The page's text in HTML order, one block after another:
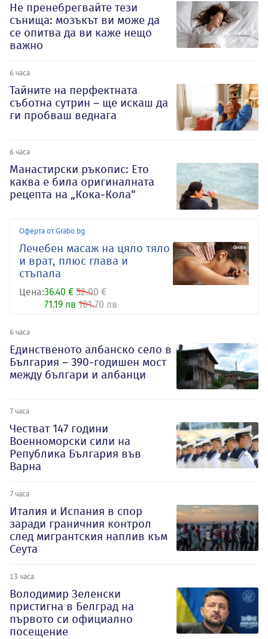
Не пренебрегвайте тези
сънища: мозъкът ви може да
се опитва да ви каже нещо
важно
6 часа
Тайните на перфектната
съботна сутрин – ще искаш да
ги пробваш веднага
6 часа
Манастирски ръкопис: Ето
каква е била оригиналната
рецепта на „Кока-Кола“
Оферта от Grabo.bg
Лечебен масаж на цяло тяло
и врат, плюс глава и
стъпала
Цена:36.40 € 52.00 €
71.19 лв 101.70 лв
6 часа
Единственото албанско село в
България – 390-годишен мост
между българи и албанци
7 часа
Честват 147 години
Военноморски сили на
Република България във
Варна
7 часа
Италия и Испания в спор
заради граничния контрол
след мигрантския наплив към
Сеута
13 часа
Володимир Зеленски
пристигна в Белград на
първото си официално
посещение